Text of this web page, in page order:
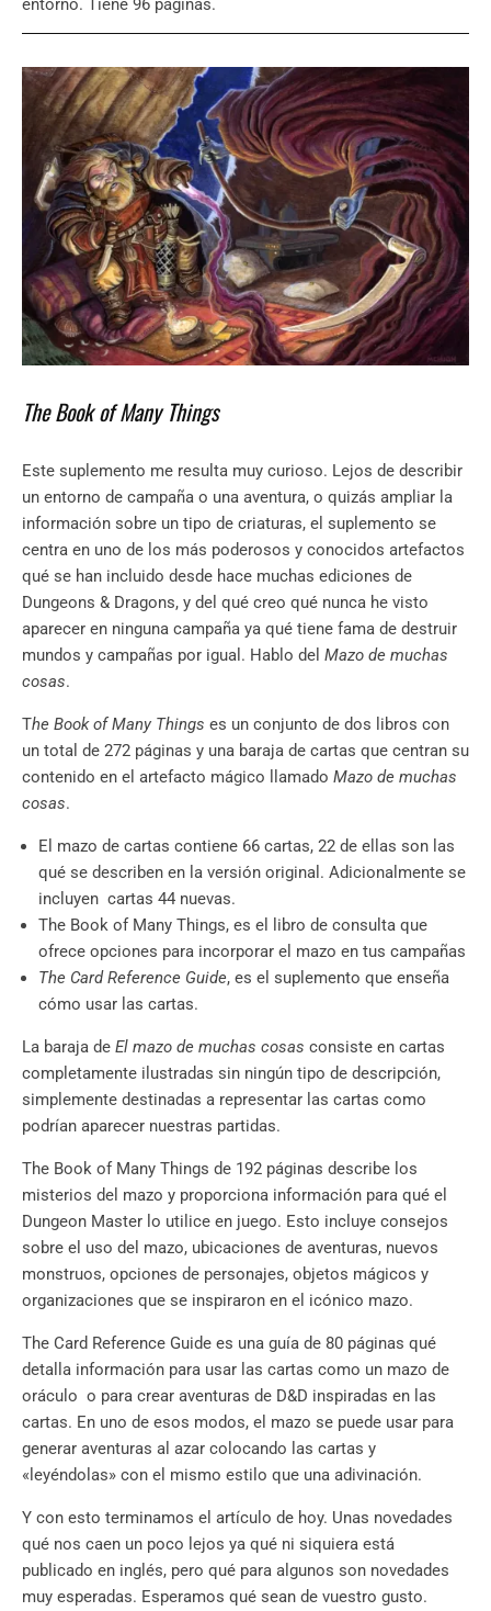
entorno. Tiene 96 páginas.
The Book of Many Things
Este suplemento me resulta muy curioso. Lejos de describir
un entorno de campaña o una aventura, o quizás ampliar la
información sobre un tipo de criaturas, el suplemento se
centra en uno de los más poderosos y conocidos artefactos
qué se han incluido desde hace muchas ediciones de
Dungeons & Dragons, y del qué creo qué nunca he visto
aparecer en ninguna campaña ya qué tiene fama de destruir
mundos y campañas por igual. Hablo del Mazo de muchas
cosas.
The Book of Many Things es un conjunto de dos libros con
un total de 272 páginas y una baraja de cartas que centran su
contenido en el artefacto mágico llamado Mazo de muchas
cosas.
El mazo de cartas contiene 66 cartas, 22 de ellas son las
qué se describen en la versión original. Adicionalmente se
incluyen cartas 44 nuevas.
The Book of Many Things, es el libro de consulta que
ofrece opciones para incorporar el mazo en tus campañas
The Card Reference Guide, es el suplemento que enseña
cómo usar las cartas.
La baraja de El mazo de muchas cosas consiste en cartas
completamente ilustradas sin ningún tipo de descripción,
simplemente destinadas a representar las cartas como
podrían aparecer nuestras partidas.
The Book of Many Things de 192 páginas describe los
misterios del mazo y proporciona información para qué el
Dungeon Master lo utilice en juego. Esto incluye consejos
sobre el uso del mazo, ubicaciones de aventuras, nuevos
monstruos, opciones de personajes, objetos mágicos y
organizaciones que se inspiraron en el icónico mazo.
The Card Reference Guide es una guía de 80 páginas qué
detalla información para usar las cartas como un mazo de
oráculo o para crear aventuras de D&D inspiradas en las
cartas. En uno de esos modos, el mazo se puede usar para
generar aventuras al azar colocando las cartas y
«leyéndolas» con el mismo estilo que una adivinación.
Y con esto terminamos el artículo de hoy. Unas novedades
qué nos caen un poco lejos ya qué ni siquiera está
publicado en inglés, pero qué para algunos son novedades
muy esperadas. Esperamos qué sean de vuestro gusto.